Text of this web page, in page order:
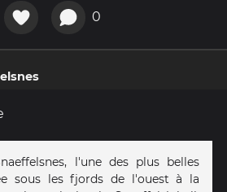
0
l'une des plus belles
sous les fjords de l'ouest à la